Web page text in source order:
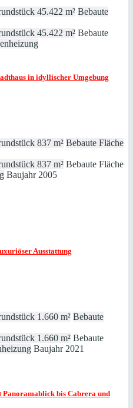
45.422 m² Bebaute
45.422 m² Bebaute
in idyllischer Umgebung
837 m² Bebaute Fläche
837 m² Bebaute Fläche
Baujahr 2005
Ausstattung
1.660 m² Bebaute
1.660 m² Bebaute
Baujahr 2021
bis Cabrera und